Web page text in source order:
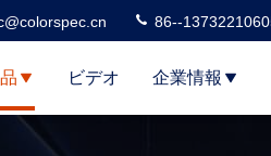
86--
ビデオ 企業情報